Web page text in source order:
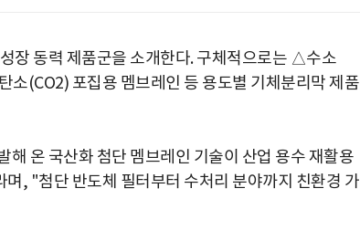
장 동력 제품군을 소개한다. 구체적으로는 △수소
(CO2) 포집용 멤브레인 등 용도별 기체분리막 제품
온 국산화 첨단 멤브레인 기술이 산업 용수 재활용
, "첨단 반도체 필터부터 수처리 분야까지 친환경 가